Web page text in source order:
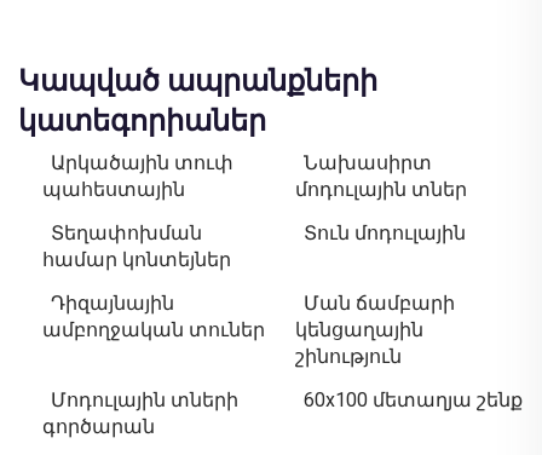
Կապված ապրանքների
կատեգորիաներ
Արկածային տուփ
պահեստային
Նախասիրտ
մոդուլային տներ
Տեղափոխման
համար կոնտեյներ
Տուն մոդուլային
Դիզայնային
ամբողջական տուներ
Ման ճամբարի
կենցաղային
շինություն
Մոդուլային տների
գործարան
60x100 մետաղյա շենք